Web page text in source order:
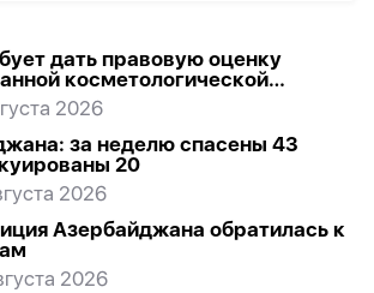
дать правовую оценку
косметологической
2026
за неделю спасены 43
20
2026
Азербайджана обратилась к
2026